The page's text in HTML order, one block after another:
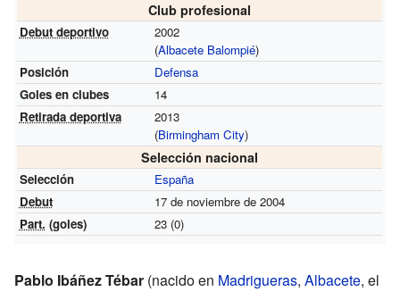
Club profesional
Debut deportivo
2002
(Albacete Balompié)
Posición
Defensa
Goles en clubes
14
Retirada deportiva
2013
(Birmingham City)
Selección nacional
Selección
España
Debut
17 de noviembre de 2004
Part. (goles) 23 (0)
Pablo Ibáñez Tébar (nacido en Madrigueras, Albacete, el